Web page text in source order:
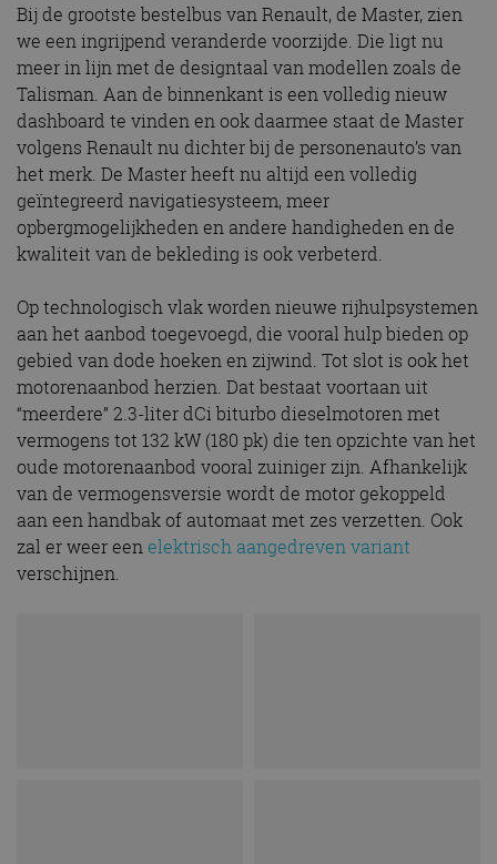
Bij de grootste bestelbus van Renault, de Master, zien
we een ingrijpend veranderde voorzijde. Die ligt nu
meer in lijn met de designtaal van modellen zoals de
Talisman. Aan de binnenkant is een volledig nieuw
dashboard te vinden en ook daarmee staat de Master
volgens Renault nu dichter bij de personenauto’s van
het merk. De Master heeft nu altijd een volledig
geïntegreerd navigatiesysteem, meer
opbergmogelijkheden en andere handigheden en de
kwaliteit van de bekleding is ook verbeterd.
Op technologisch vlak worden nieuwe rijhulpsystemen
aan het aanbod toegevoegd, die vooral hulp bieden op
gebied van dode hoeken en zijwind. Tot slot is ook het
motorenaanbod herzien. Dat bestaat voortaan uit
“meerdere” 2.3-liter dCi biturbo dieselmotoren met
vermogens tot 132 kW (180 pk) die ten opzichte van het
oude motorenaanbod vooral zuiniger zijn. Afhankelijk
van de vermogensversie wordt de motor gekoppeld
aan een handbak of automaat met zes verzetten. Ook
zal er weer eenelektrisch aangedreven variant
verschijnen.